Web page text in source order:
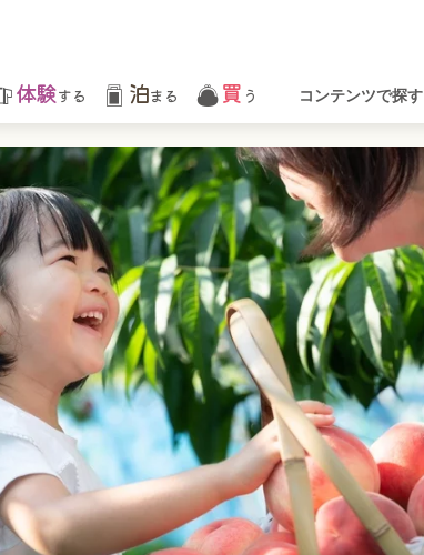
体験する 泊まる 買 う コンテンツで探す